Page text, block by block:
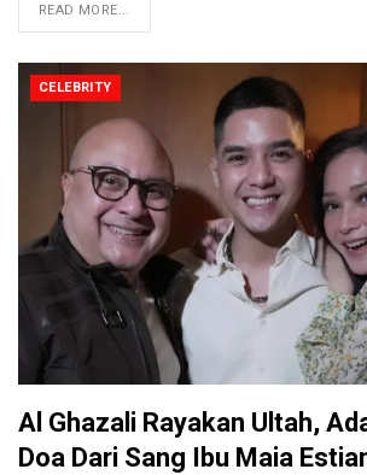
READ MORE...
CELEBRITY
Al Ghazali Rayakan Ultah,
Doa Dari Sang Ibu Maia